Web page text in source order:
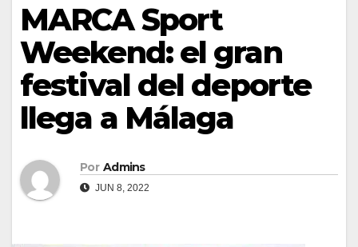
MARCA Sport
Weekend: el gran
festival del deporte
llega a Málaga
Por Admins
JUN 8, 2022